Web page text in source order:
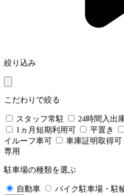
絞り込み
こだわりで絞る
スタッフ常駐 24時間入出
1ヵ月短期利用可
平置き
イルーフ車可
車庫証明取得可
専用
駐車場の種類を選ぶ
自動車 バイク駐車場・駐